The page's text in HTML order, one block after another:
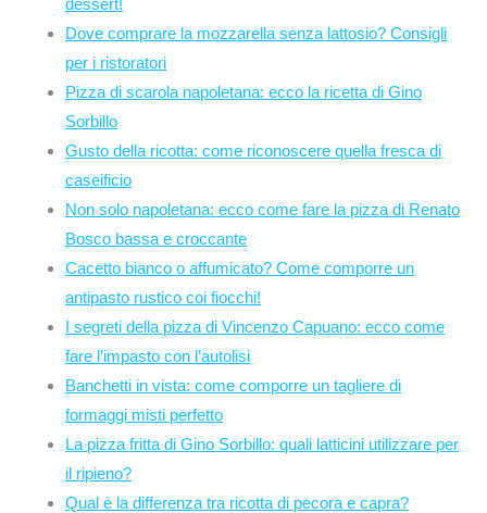
dessert!
Dove comprare la mozzarella senza lattosio? Consigli
per i ristoratori
Pizza di scarola napoletana: ecco la ricetta di Gino
Sorbillo
Gusto della ricotta: come riconoscere quella fresca di
caseificio
Non solo napoletana: ecco come fare la pizza di Renato
Bosco bassa e croccante
Cacetto bianco o affumicato? Come comporre un
antipasto rustico coi fiocchi!
I segreti della pizza di Vincenzo Capuano: ecco come
fare l’impasto con l’autolisi
Banchetti in vista: come comporre un tagliere di
formaggi misti perfetto
La pizza fritta di Gino Sorbillo: quali latticini utilizzare per
il ripieno?
Qual è la differenza tra ricotta di pecora e capra?